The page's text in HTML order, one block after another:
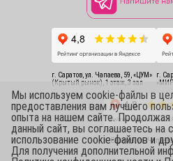
г. Саратов, ул. Чапаева, 59, «ЦУМ»
(Крытый рынок), 1 этаж, 3 зал
г.
г. Саратов, ул.
Мы используем cookie-файлы в
предоставления вам лучшего
опыта на нашем сайте. Продолжая
данный сайт, вы соглашаетесь на
использование cookie-файлов и
Для получения дополнительной